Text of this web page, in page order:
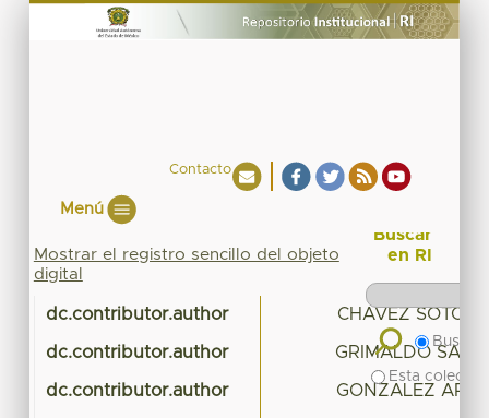
Contacto
Menú
Mostrar el registro sencillo del objeto
digital
dc.contributor.author CHAVEZ SOTO,
dc.contributor.author GRIMALDO
dc.contributor.author GONZALEZ
Buscar
en RI
Buscar
Esta